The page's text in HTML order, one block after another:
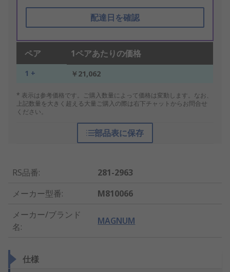
配達日を確認
ペア 1ペアあたりの価格
1 + ￥21,062
* 表示は参考価格です。ご購入数量によって価格は変動します。なお、
上記数量を大きく超える大量ご購入の際は右下チャットからお問合せ
ください。
部品表に保存
RS品番:
281-2963
メーカー型番:
M810066
メーカー/ブランド
名:
MAGNUM
仕様